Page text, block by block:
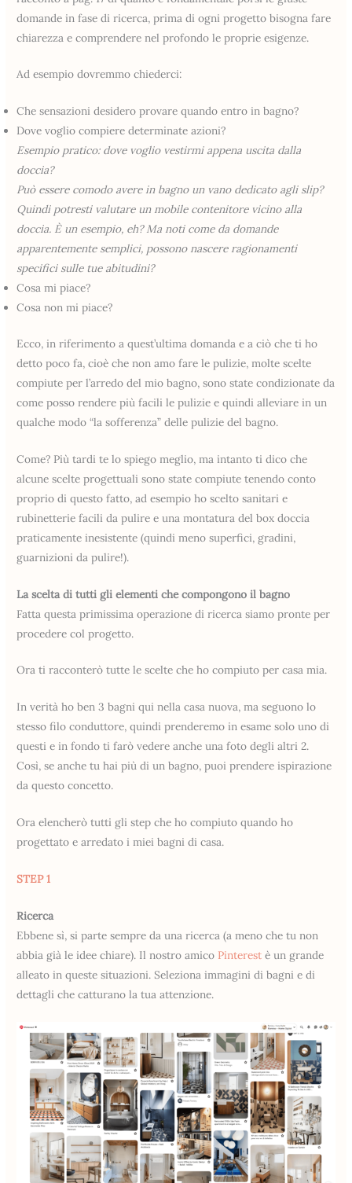
domande in fase di ricerca, prima di ogni progetto bisogna fare
chiarezza e comprendere nel profondo le proprie esigenze.
Ad esempio dovremmo chiederci:
Che sensazioni desidero provare quando entro in bagno?
Dove voglio compiere determinate azioni?
Esempio pratico: dove voglio vestirmi appena uscita dalla
doccia?
Può essere comodo avere in bagno un vano dedicato agli slip?
Quindi potresti valutare un mobile contenitore vicino alla
doccia. È un esempio, eh? Ma noti come da domande
apparentemente semplici, possono nascere ragionamenti
specifici sulle tue abitudini?
Cosa mi piace?
Cosa non mi piace?
Ecco, in riferimento a quest’ultima domanda e a ciò che ti ho
detto poco fa, cioè che non amo fare le pulizie, molte scelte
compiute per l’arredo del mio bagno, sono state condizionate da
come posso rendere più facili le pulizie e quindi alleviare in un
qualche modo “la sofferenza” delle pulizie del bagno.
Come? Più tardi te lo spiego meglio, ma intanto ti dico che
alcune scelte progettuali sono state compiute tenendo conto
proprio di questo fatto, ad esempio ho scelto sanitari e
rubinetterie facili da pulire e una montatura del box doccia
praticamente inesistente (quindi meno superfici, gradini,
guarnizioni da pulire!).
La scelta di tutti gli elementi che compongono il bagno
Fatta questa primissima operazione di ricerca siamo pronte per
procedere col progetto.
Ora ti racconterò tutte le scelte che ho compiuto per casa mia.
In verità ho ben 3 bagni qui nella casa nuova, ma seguono lo
stesso filo conduttore, quindi prenderemo in esame solo uno di
questi e in fondo ti farò vedere anche una foto degli altri 2.
Così, se anche tu hai più di un bagno, puoi prendere ispirazione
da questo concetto.
Ora elencherò tutti gli step che ho compiuto quando ho
progettato e arredato i miei bagni di casa.
STEP 1
Ricerca
Ebbene sì, si parte sempre da una ricerca (a meno che tu non
abbia già le idee chiare). Il nostro amico Pinterest è un grande
alleato in queste situazioni. Seleziona immagini di bagni e di
dettagli che catturano la tua attenzione.